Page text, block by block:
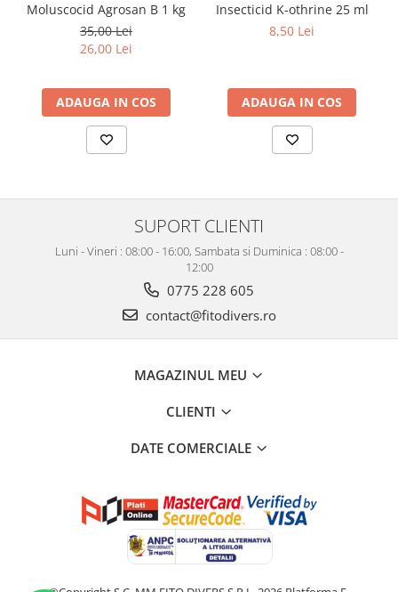
Moluscocid Agrosan B 1 kg
35,00 Lei
26,00 Lei
ADAUGA IN COS
Insecticid K-othrine 25 ml
8,50 Lei
ADAUGA IN COS
SUPORT CLIENTI
Luni - Vineri : 08:00 - 16:00, Sambata si Duminica : 08:00 -
12:00
0775 228 605
contact@fitodivers.ro
MAGAZINUL MEU
CLIENTI
DATE COMERCIALE